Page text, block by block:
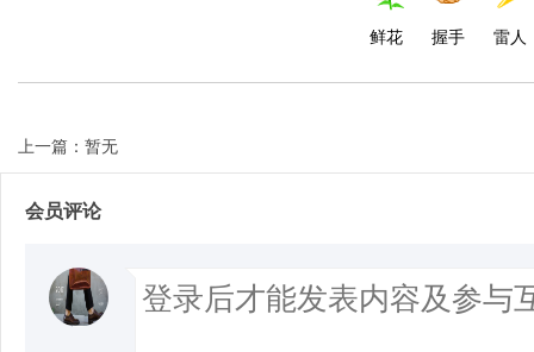
鲜花 握手 雷人
上一篇：暂无
会员评论